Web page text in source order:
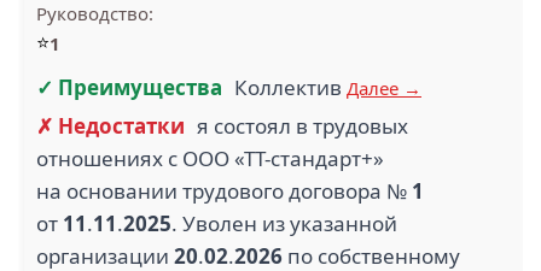
Руководство:
⭐1
✓ Преимущества Коллектив Далее →
✗ Недостатки я состоял в трудовых
отношениях с ООО «ТТ-стандарт+»
на основании трудового договора № 1
от 11.11.2025. Уволен из указанной
организации 20.02.2026 по собственному